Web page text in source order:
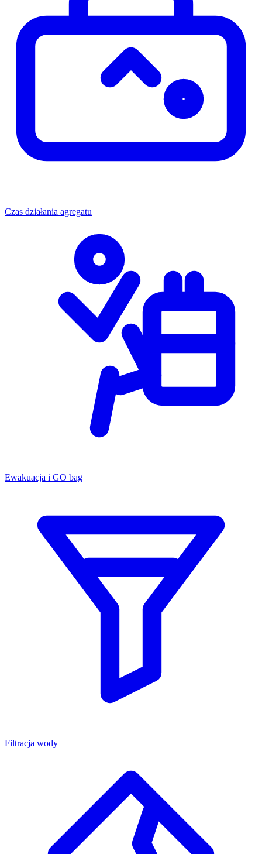
Czas działania agregatu
Ewakuacja i GO bag
Filtracja wody